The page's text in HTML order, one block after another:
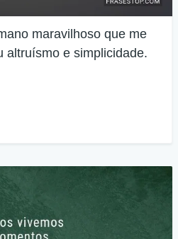
maravilhoso que me
altruísmo e simplicidade.